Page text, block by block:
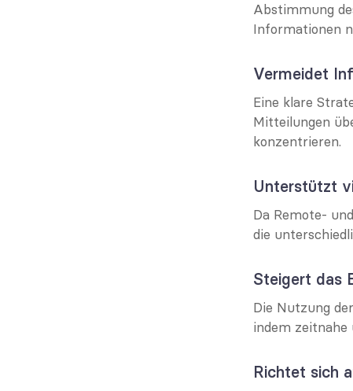
Abstimmung
Informationen
Vermeidet
Eine klare
Mitteilungen
konzentrieren.
Unterstützt
Da Remote-
die
Steigert das
Die Nutzung
indem
Richtet sich